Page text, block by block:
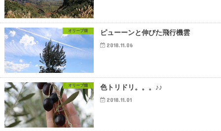
オリーブ畑 ピューーンと伸びた飛行機雲
2018.11.06
オリーブ畑 色トリドリ。。。♪♪
2018.11.01